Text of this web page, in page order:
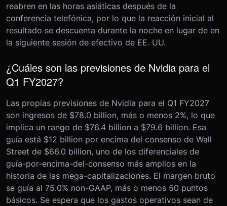
reabren en las horas asiáticas después de la
conferencia telefónica, por lo que la reacción inicial al
resultado se descuenta durante la noche en lugar de en
la siguiente sesión de efectivo de EE. UU.
¿Cuáles son las previsiones de Nvidia para el
Q1 FY2027?
Las propias previsiones de Nvidia para el Q1 FY2027
son ingresos de $78.0 billion, más o menos 2%, lo que
implica un rango de $76.4 billion a $79.6 billion. Esa
guía está $12 billion por encima del consenso de Wall
Street de $66.0 billion, uno de los diferenciales de
guía-por-encima-del-consenso más amplios en la
historia de las mega-capitalizaciones. El margen bruto
se guía al 75.0% non-GAAP, más o menos 50 puntos
básicos. Se espera que los gastos operativos sean de